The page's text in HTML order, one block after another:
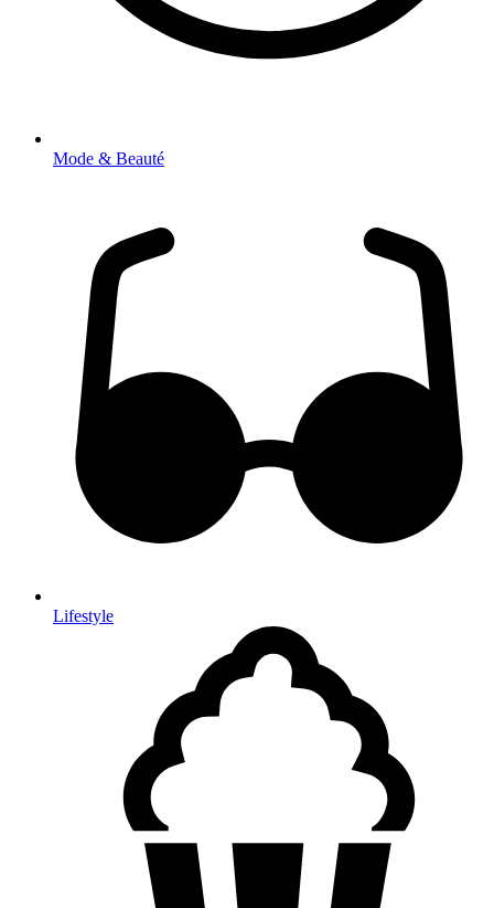
Mode & Beauté
Lifestyle